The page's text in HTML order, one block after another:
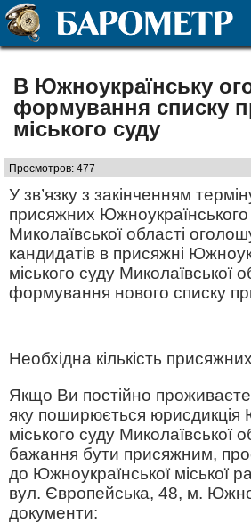
В Южноукраїнську
формування списку
міського суду
Просмотров: 477
У зв’язку з закінченням
присяжних Южноукраїнського
Миколаївської області
кандидатів в присяжні
міського суду Миколаївської
формування нового списку
Необхідна кількість присяжних
Якщо Ви постійно проживаєте
яку поширюється юрисдикція
міського суду Миколаївської
бажання бути присяжним,
до Южноукраїнської міської
вул. Європейська, 48, м.
документи: